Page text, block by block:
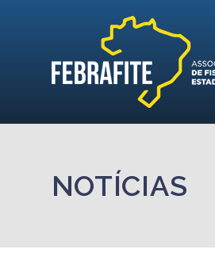
NOTÍCIAS